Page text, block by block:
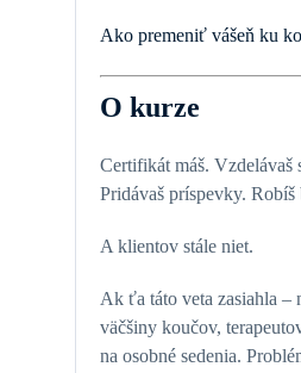
Ako premeniť vášeň ku
O kurze
Certifikát máš. Vzdelávaš
Pridávaš príspevky. Robíš
A klientov stále niet.
Ak ťa táto veta zasiahla –
väčšiny koučov,
na osobné sedenia.